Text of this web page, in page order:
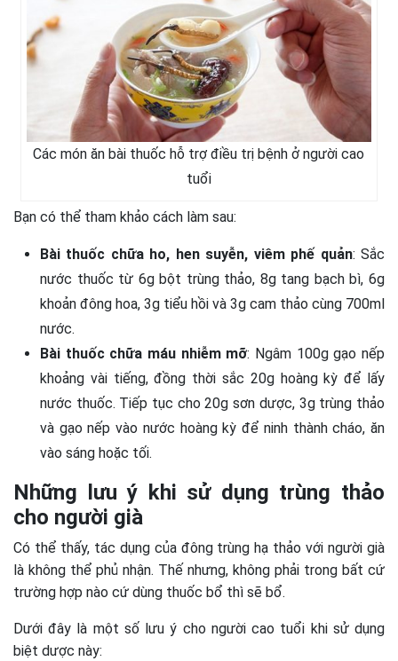
Các món ăn bài thuốc hỗ trợ điều trị bệnh ở người cao
tuổi
Bạn có thể tham khảo cách làm sau:
Bài thuốc chữa ho, hen suyễn, viêm phế quản: Sắc
nước thuốc từ 6g bột trùng thảo, 8g tang bạch bì, 6g
khoản đông hoa, 3g tiểu hồi và 3g cam thảo cùng 700ml
nước.
Bài thuốc chữa máu nhiễm mỡ: Ngâm 100g gạo nếp
khoảng vài tiếng, đồng thời sắc 20g hoàng kỳ để lấy
nước thuốc. Tiếp tục cho 20g sơn dược, 3g trùng thảo
và gạo nếp vào nước hoàng kỳ để ninh thành cháo, ăn
vào sáng hoặc tối.
Những lưu ý khi sử dụng trùng thảo
cho người già
Có thể thấy, tác dụng của đông trùng hạ thảo với người già
là không thể phủ nhận. Thế nhưng, không phải trong bất cứ
trường hợp nào cứ dùng thuốc bổ thì sẽ bổ.
Dưới đây là một số lưu ý cho người cao tuổi khi sử dụng
biệt dược này: